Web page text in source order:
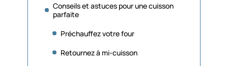
Conseils et astuces pour une cuisson
parfaite
Préchauffez votre four
Retournez à mi-cuisson